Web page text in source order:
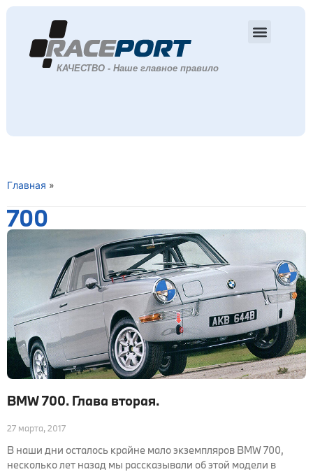
Главная »
700
BMW 700. Глава вторая.
27 марта, 2017
В наши дни осталось крайне мало экземпляров BMW 700,
несколько лет назад мы рассказывали об этой модели в